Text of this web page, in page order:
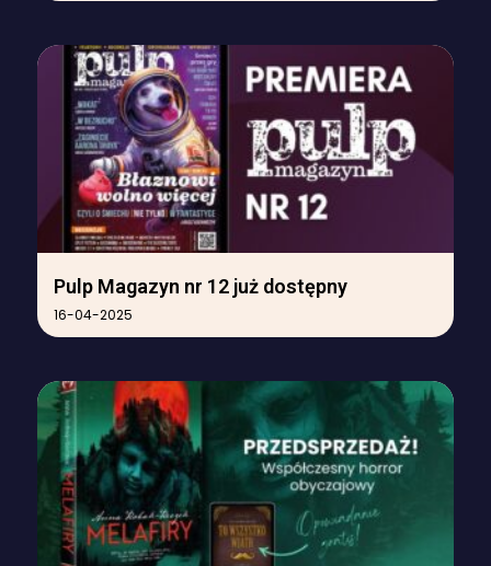
Pulp Magazyn nr 12 już dostępny
16-04-2025